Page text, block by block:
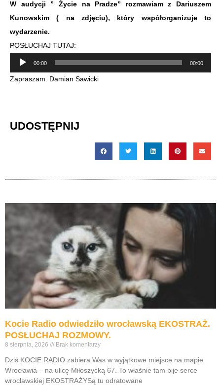
W audycji ” Życie na Pradze” rozmawiam z Dariuszem
Kunowskim ( na zdjęciu), który współorganizuje to
wydarzenie.
POSŁUCHAJ TUTAJ:
Odtwarzacz
plików
00:00 00:00
Zapraszam. Damian Sawicki
UDOSTĘPNIJ
Kocie Radio odwiedziło wrocławską EKOSTRAŻ.
POSŁUCHAJ ROZMOWY.
8 sierpnia, 2026 Brak komentarzy
Dziś KOCIE RADIO zabiera Was w wyjątkowe miejsce na mapie
Wrocławia – na ulicę Miłoszycką 67. To właśnie tam bije serce
wrocławskiej EKOSTRAŻYSą tu odratowane